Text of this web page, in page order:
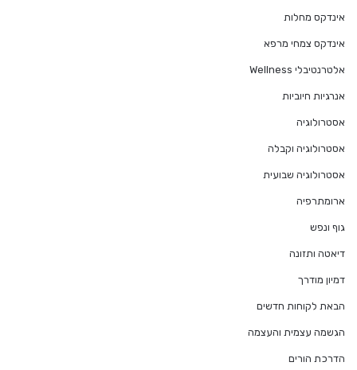
אינדקס מחלות
אינדקס צמחי מרפא
אלטרנטיבלי Wellness
אנרגיות חיוביות
אסטרולוגיה
אסטרולוגיה וקבלה
אסטרולוגיה שבועית
ארומתרפיה
גוף ונפש
דיאטה ותזונה
דמיון מודרך
הבאת לקוחות חדשים
הגשמה עצמית והעצמה
הדרכת הורים